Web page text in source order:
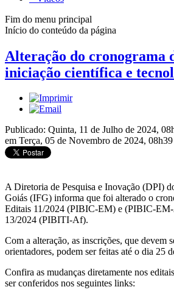
Fim do menu principal
Início do conteúdo da página
Alteração do cronograma
iniciação científica e
Publicado: Quinta, 11 de Julho de 2024,
em Terça, 05 de Novembro de 2024, 08h39
A Diretoria de Pesquisa e Inovação (DPI)
Goiás (IFG) informa que foi alterado o
Editais 11/2024 (PIBIC-EM) e (PIBIC-
13/2024 (PIBITI-Af).
Com a alteração, as inscrições, que devem
orientadores, podem ser feitas até o dia 25
Confira as mudanças diretamente nos
ser conferidos nos seguintes links: